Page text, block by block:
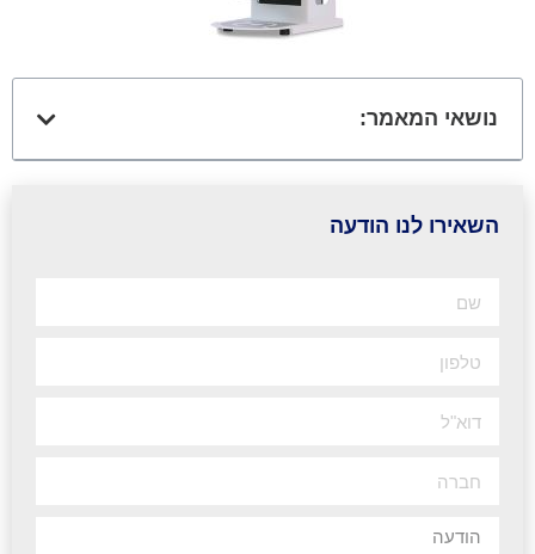
נושאי המאמר:
השאירו לנו הודעה